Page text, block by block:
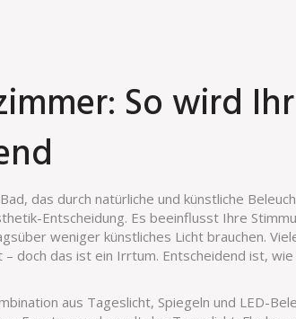
So wird
das durch natürliche und künstliche
Entscheidung. Es beeinflusst Ihre
weniger künstliches Licht brauchen.
doch das ist ein Irrtum. Entscheidend ist,
aus Tageslicht, Spiegeln und LED-